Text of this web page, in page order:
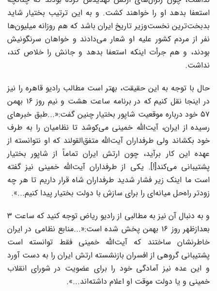
استعفا بدهد او را خواهند کشت. و به این ترتیب بختیار شاید
بدبخت‌ترین نخست‌وزیر تاریخ ایران باشد که هم روزانه میلیون‌ها
نفر از مردم کشور علیه او شعار می‌دادند و خواهان سرنگونیش
بودند، و هم جرأت اینکه استعفا بدهد و جانش را خلاص کند،
نداشت.
حال با توجه به این حقیقت، بهتر است مطالب رادیو قاهره را نیز
در اینجا نقل کنیم که در برنامه ساعت هشت و نیم روز ۱۶ بهمن
۵۷ خود درباره موقعیت شاپور بختیار چنین گفت:«...طبق خبرهای
رسیده از ایران، آیت‌الله خمینی می‌کوشد تا نظامیان را به طرف
خود بکشاند ولی طرفداران آیت‌الله متفق‌القولند که او نتوانسته از
عهده این کار برآید، چون ارتش ایران تماماً از شاپور بختیار
پشتیبانی می‌کند[!]. یکی از طرفداران آیت‌الله خمینی نیز گفته
است ما اینک زیر فشار شدید طرفداران شاه قرار داریم تا هر چه
زودتر راه‌حل میانه‌ای را برای سازش با دولت بختیار پیدا کنیم...».
و به دنبال آن نیز به مطالبی از رادیو ریاض توجه کنید که ساعت ۳
بعدازظهر روز ۱۶ بهمن پخش شده است:«...منابع نظامی در ایران
خاطرنشان ساختند که آیت‌الله خمینی فقط توانسته است
پشتیبانی گروهی از افسران بازنشسته ارتش ایران را به دست آورد
و این عده نیز آمادگی خود را برای عضویت در شورای انقلاب
خمینی و یا دولت موقت او اعلام داشته‌اند...».